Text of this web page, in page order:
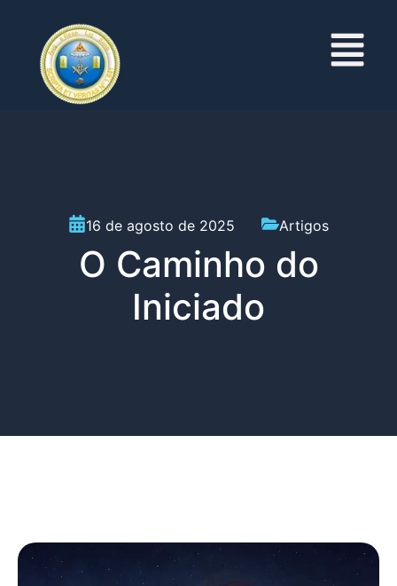
16 de agosto de 2025 Artigos
O Caminho do
Iniciado